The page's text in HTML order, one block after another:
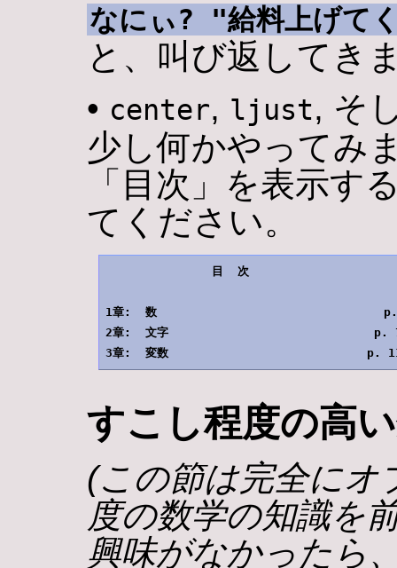
なにぃ? "給料上げて
と、叫び返してき
• center, ljust, そ
少し何かやってみ
「目次」を表示す
てください。
目
1章:  数                                p.
2章:  文字                             p.
すこし程度の高
(この節は完全にオ
度の数学の知識を
興味がなかったら